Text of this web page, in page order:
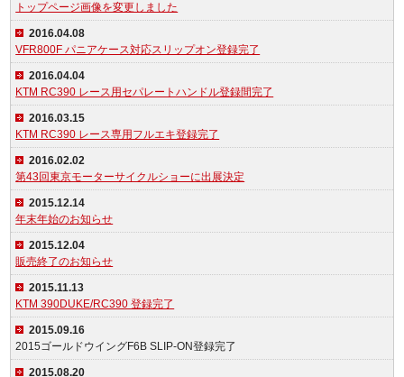
トップページ画像を変更しました
2016.04.08
VFR800F パニアケース対応スリップオン登録完了
2016.04.04
KTM RC390 レース用セパレートハンドル登録間完了
2016.03.15
KTM RC390 レース専用フルエキ登録完了
2016.02.02
第43回東京モーターサイクルショーに出展決定
2015.12.14
年末年始のお知らせ
2015.12.04
販売終了のお知らせ
2015.11.13
KTM 390DUKE/RC390 登録完了
2015.09.16
2015ゴールドウイングF6B SLIP-ON登録完了
2015.08.20